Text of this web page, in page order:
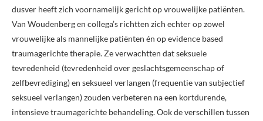
dusver heeft zich voornamelijk gericht op vrouwelijke patiënten.
Van Woudenberg en collega’s richtten zich echter op zowel
vrouwelijke als mannelijke patiënten én op evidence based
traumagerichte therapie. Ze verwachtten dat seksuele
tevredenheid (tevredenheid over geslachtsgemeenschap of
zelfbevrediging) en seksueel verlangen (frequentie van subjectief
seksueel verlangen) zouden verbeteren na een kortdurende,
intensieve traumagerichte behandeling. Ook de verschillen tussen